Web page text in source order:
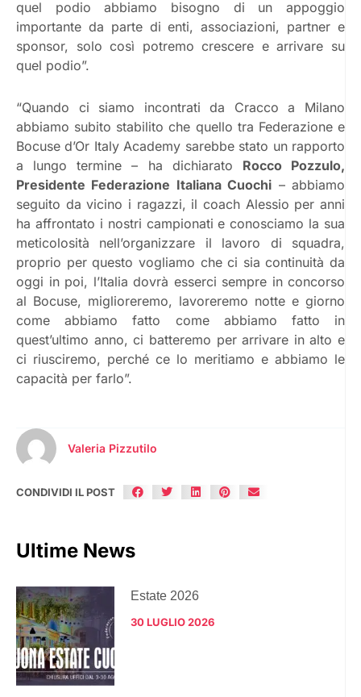
quel podio abbiamo bisogno di un appoggio
importante da parte di enti, associazioni, partner e
sponsor, solo così potremo crescere e arrivare su
quel podio”.
“Quando ci siamo incontrati da Cracco a Milano
abbiamo subito stabilito che quello tra Federazione e
Bocuse d’Or Italy Academy sarebbe stato un rapporto
a lungo termine – ha dichiarato Rocco Pozzulo,
Presidente Federazione Italiana Cuochi – abbiamo
seguito da vicino i ragazzi, il coach Alessio per anni
ha affrontato i nostri campionati e conosciamo la sua
meticolosità nell’organizzare il lavoro di squadra,
proprio per questo vogliamo che ci sia continuità da
oggi in poi, l’Italia dovrà esserci sempre in concorso
al Bocuse, miglioreremo, lavoreremo notte e giorno
come abbiamo fatto come abbiamo fatto in
quest’ultimo anno, ci batteremo per arrivare in alto e
ci riusciremo, perché ce lo meritiamo e abbiamo le
capacità per farlo”.
Valeria Pizzutilo
CONDIVIDI IL POST
Ultime News
Estate 2026
30 LUGLIO 2026